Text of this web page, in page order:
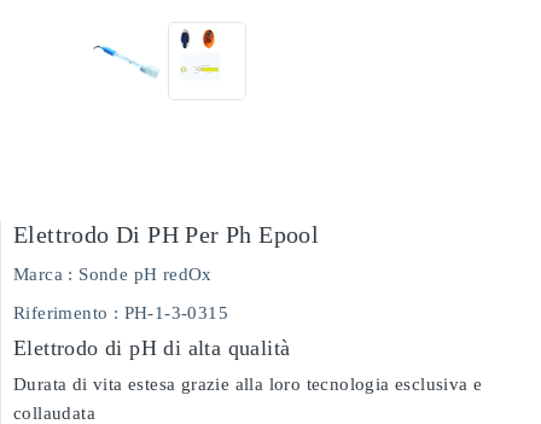
Elettrodo Di PH Per Ph Epool
Marca : Sonde pH redOx
Riferimento : PH-1-3-0315
Elettrodo di pH di alta qualità
Durata di vita estesa grazie alla loro tecnologia esclusiva e
collaudata